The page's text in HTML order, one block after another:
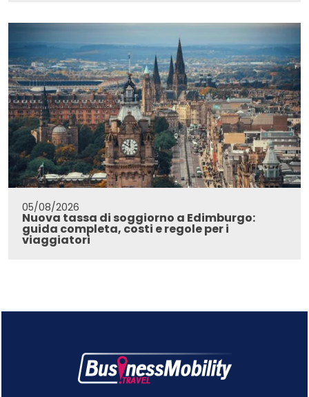
05/08/2026
Nuova tassa di soggiorno a Edimburgo:
guida completa, costi e regole per i
viaggiatori